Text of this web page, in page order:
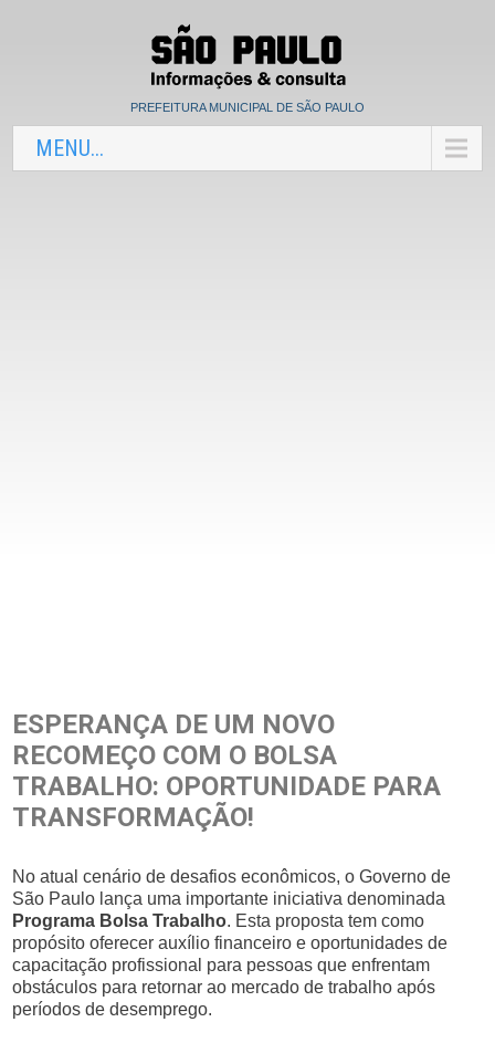
PREFEITURA MUNICIPAL DE SÃO PAULO
MENU...
ESPERANÇA DE UM NOVO
RECOMEÇO COM O BOLSA
TRABALHO: OPORTUNIDADE PARA
TRANSFORMAÇÃO!
No atual cenário de desafios econômicos, o Governo de
São Paulo lança uma importante iniciativa denominada
Programa Bolsa Trabalho. Esta proposta tem como
propósito oferecer auxílio financeiro e oportunidades de
capacitação profissional para pessoas que enfrentam
obstáculos para retornar ao mercado de trabalho após
períodos de desemprego.